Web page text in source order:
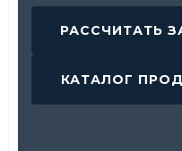
РАССЧИТАТЬ
КАТАЛОГ